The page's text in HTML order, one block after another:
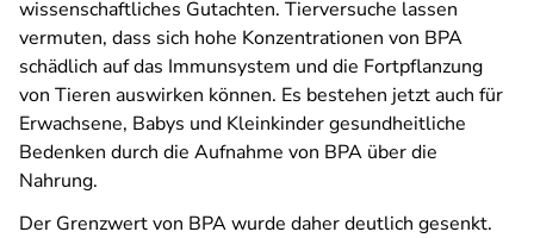
wissenschaftliches Gutachten. Tierversuche lassen
vermuten, dass sich hohe Konzentrationen von BPA
schädlich auf das Immunsystem und die Fortpflanzung
von Tieren auswirken können. Es bestehen jetzt auch für
Erwachsene, Babys und Kleinkinder gesundheitliche
Bedenken durch die Aufnahme von BPA über die
Nahrung.
Der Grenzwert von BPA wurde daher deutlich gesenkt.